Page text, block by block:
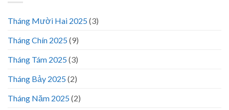
Tháng Mười Hai 2025(3)
Tháng Chín 2025(9)
Tháng Tám 2025(3)
Tháng Bảy 2025(2)
Tháng Năm 2025(2)